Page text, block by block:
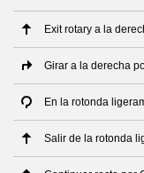
Exit rotary a la
Girar a la derecha
En la rotonda
Salir de la rotonda